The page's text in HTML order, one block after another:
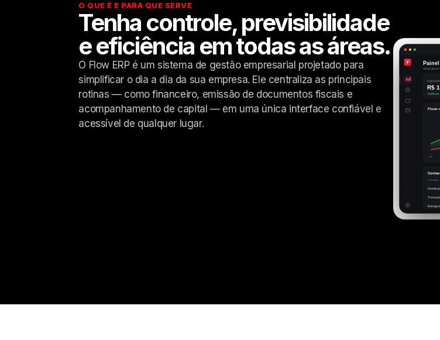
O QUE É E PARA QUE SERVE
Tenha controle, previsibilidade
e eficiência em todas as áreas.
O Flow ERP é um sistema de gestão empresarial projetado para
simplificar o dia a dia da sua empresa. Ele centraliza as principais
rotinas — como financeiro, emissão de documentos fiscais e
acompanhamento de capital — em uma única interface confiável e
acessível de qualquer lugar.